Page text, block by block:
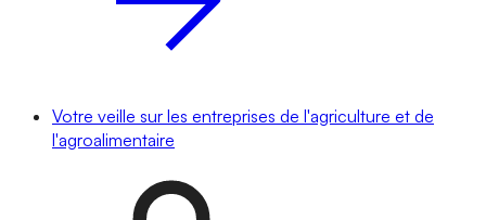
Votre veille sur les entreprises de l'agriculture et de
l'agroalimentaire